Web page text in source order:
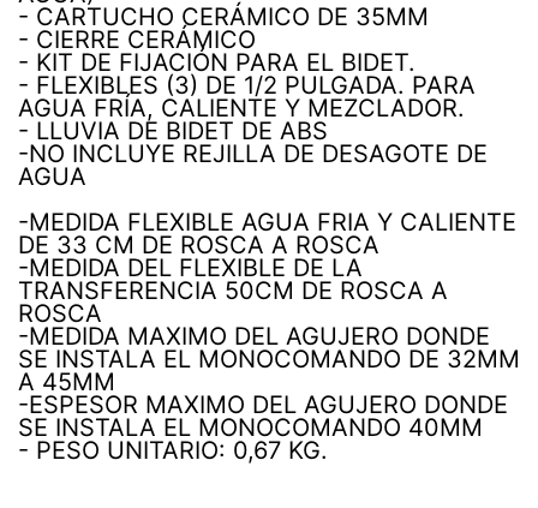
- CARTUCHO CERÁMICO DE 35MM
- CIERRE CERÁMICO
- KIT DE FIJACIÓN PARA EL BIDET.
- FLEXIBLES (3) DE 1/2 PULGADA. PARA
AGUA FRÍA, CALIENTE Y MEZCLADOR.
- LLUVIA DE BIDET DE ABS
-NO INCLUYE REJILLA DE DESAGOTE DE
AGUA
-MEDIDA FLEXIBLE AGUA FRIA Y CALIENTE
DE 33 CM DE ROSCA A ROSCA
-MEDIDA DEL FLEXIBLE DE LA
TRANSFERENCIA 50CM DE ROSCA A
ROSCA
-MEDIDA MAXIMO DEL AGUJERO DONDE
SE INSTALA EL MONOCOMANDO DE 32MM
A 45MM
-ESPESOR MAXIMO DEL AGUJERO DONDE
SE INSTALA EL MONOCOMANDO 40MM
- PESO UNITARIO: 0,67 KG.